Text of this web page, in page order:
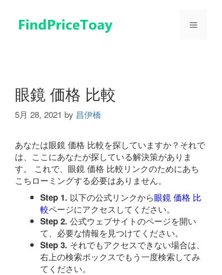
メ
眼鏡 価格 比較
5月 28, 2021 by 昌伊橋
あなたは眼鏡 価格 比較を探していますか？それで
は、ここにあなたが探している解決策がありま
す。 これで、眼鏡 価格 比較リンクのためにあち
こちローミングする必要はありません。
Step 1. 以下の公式リンクから眼鏡 価格 比
較ページにアクセスしてください。
Step 2. 公式ウェブサイトのページを開い
て、必要な情報を見つけてください。
Step 3. それでもアクセスできない場合は、
右上の検索ボックスでもう一度検索してみ
てください。